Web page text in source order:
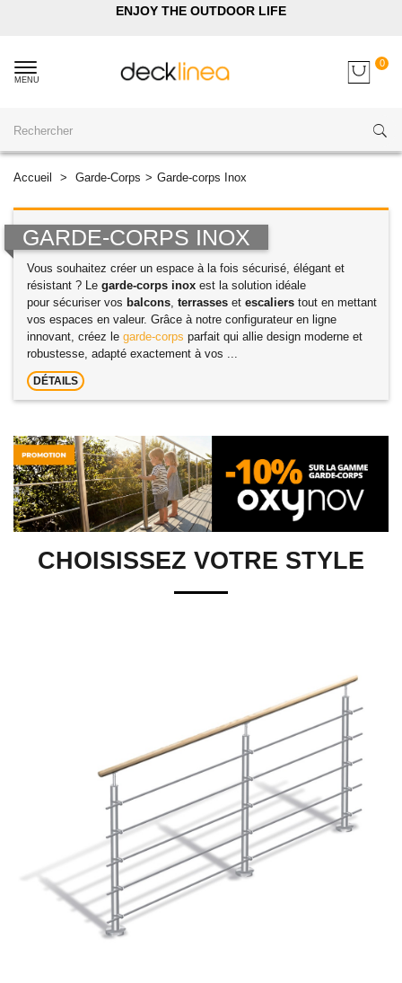
ENJOY THE OUTDOOR LIFE
MENU
0
Accueil > Garde-Corps > Garde-corps Inox
GARDE-CORPS INOX
Vous souhaitez créer un espace à la fois sécurisé, élégant et
résistant ? Le garde-corps inox est la solution idéale
pour sécuriser vos balcons, terrasses et escaliers tout en mettant
vos espaces en valeur. Grâce à notre configurateur en ligne
innovant, créez le garde-corps parfait qui allie design moderne et
robustesse, adapté exactement à vos ...
DÉTAILS
CHOISISSEZ VOTRE STYLE